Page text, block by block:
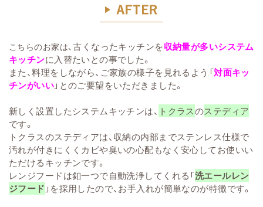
こちらのお家は、古くなったキッチンを収納量が多いシステム
キッチンに入替たいとの事でした。
また、料理をしながら、ご家族の様子を見れるよう「対面キッ
チンがいい」とのご要望をいただきました。
新しく設置したシステムキッチンは、 トクラスのステディア
です。
トクラスのステディアは、収納の内部までステンレス仕様で
汚れが付きにくくカビや臭いの心配もなく安心してお使いい
ただけるキッチンです。
レンジフードは釦一つで自動洗浄してくれる「洗エールレン
ジフード 」を採用したので、お手入れが簡単なのが特徴です。